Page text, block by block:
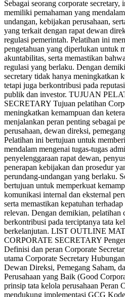
Sebagai seorang corporate
memiliki pemahaman yang
undangan, kebijakan perusahaan,
yang terkait dengan rapat dewan
regulasi pemerintah. Pelatihan ini
pengetahuan yang diperlukan untuk
akuntabilitas, serta memastikan
regulasi yang berlaku. Dengan
secretary tidak hanya meningkatkan
tetapi juga berkontribusi pada
publik dan investor. TUJUAN
SECRETARY Tujuan pelatihan
meningkatkan kemampuan dan
menjalankan peran penting sebagai
perusahaan, dewan direksi,
Pelatihan ini bertujuan untuk
mendalam mengenai tugas-tugas
penyelenggaraan rapat dewan,
penerapan kebijakan dan prosedur
perundang-undangan yang berlaku.
bertujuan untuk memperkuat
komunikasi internal dan eksternal
serta memastikan kepatuhan
relevan. Dengan demikian, pelatihan
berkontribusi pada terciptanya tata
berkelanjutan. LIST OUTLINE
CORPORATE SECRETARY
Definisi dan peran Corporate
utama Corporate Secretary
Dewan Direksi, Pemegang Saham,
Perusahaan yang Baik (Good
prinsip tata kelola perusahaan Peran
mendukung implementasi GCG